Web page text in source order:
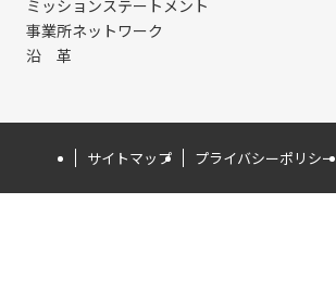
ミッションステートメント
事業所ネットワーク
沿 革
サイトマップ プライバシーポリシー